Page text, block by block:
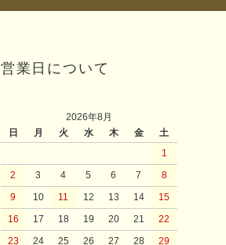
営業日について
2026年8月
日
月 火 水 木 金
土
1
2
3 4 5 6 7
8
9
10 11 12 13 14
15
16
17 18 19 20 21
22
23
24 25 26 27 28
29